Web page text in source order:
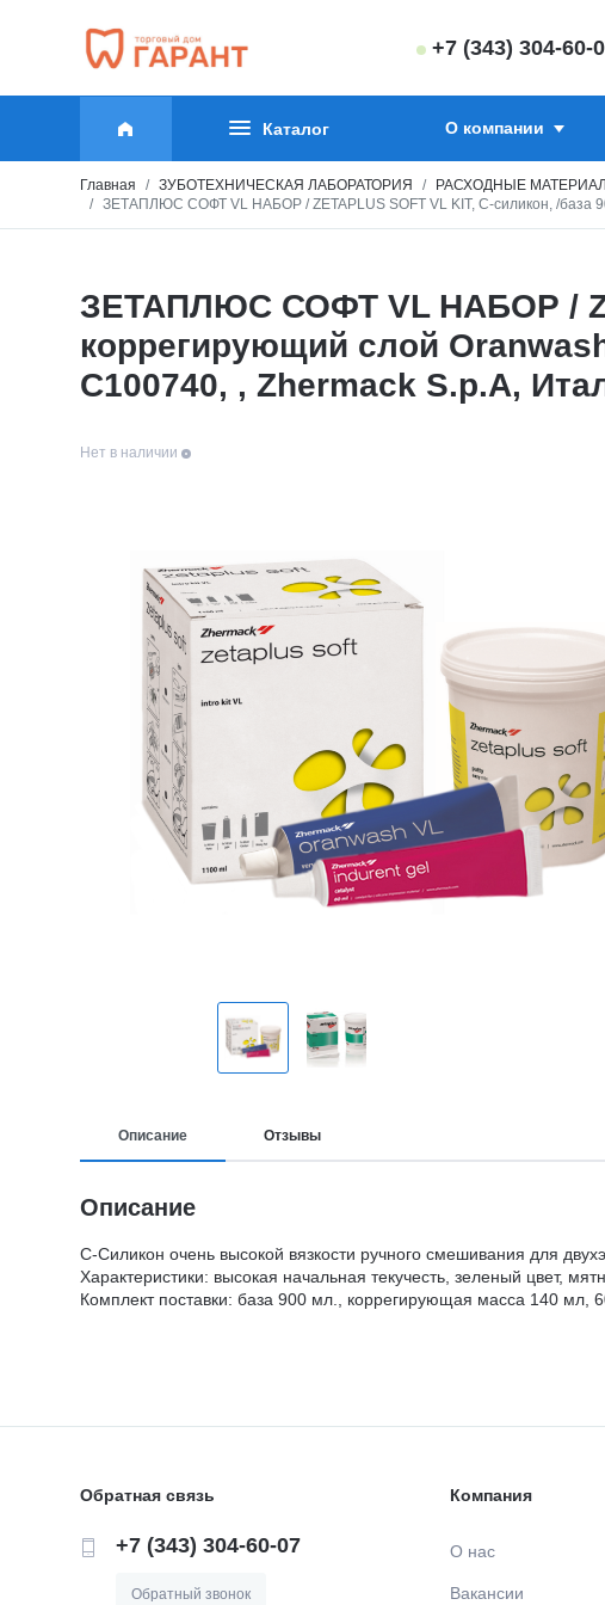
+7 (343) 304-60-
Каталог О компании
Главная ЗУБОТЕХНИЧЕСКАЯ ЛАБОРАТОРИЯ
РАСХОДНЫЕ
ЗЕТАПЛЮС СОФТ VL НАБОР / ZETAPLUS SOFT VL KIT, C-силикон, /база
ЗЕТАПЛЮС СОФТ VL НАБОР /
коррегирующий слой
C100740, , Zhermack S.p.A,
Нет в наличии
Описание Отзывы
Описание
C-Силикон очень высокой вязкости ручного смешивания для
Характеристики: высокая начальная текучесть, зеленый цвет,
Комплект поставки: база 900 мл., коррегирующая масса 140 мл,
Обратная связь
+7 (343) 304-60-07
Обратный звонок
Компания
О нас
Вакансии